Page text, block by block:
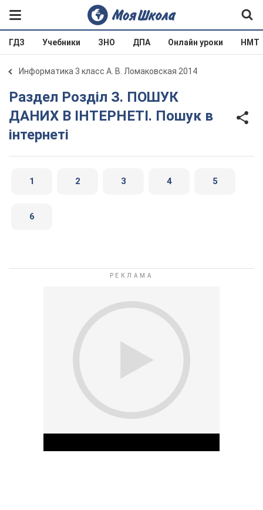
ГДЗ Учебники ЗНО ДПА Онлайн уроки НМТ
Информатика 3 класс А. В. Ломаковская 2014
Раздел Розділ З. ПОШУК
ДАНИХ В ІНТЕРНЕТІ. Пошук в
інтернеті
1 2 3 4 5
6